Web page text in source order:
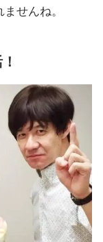
せんね。